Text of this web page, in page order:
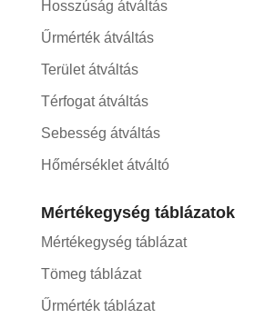
Hosszúság átváltás
Űrmérték átváltás
Terület átváltás
Térfogat átváltás
Sebesség átváltás
Hőmérséklet átváltó
Mértékegység táblázatok
Mértékegység táblázat
Tömeg táblázat
Űrmérték táblázat